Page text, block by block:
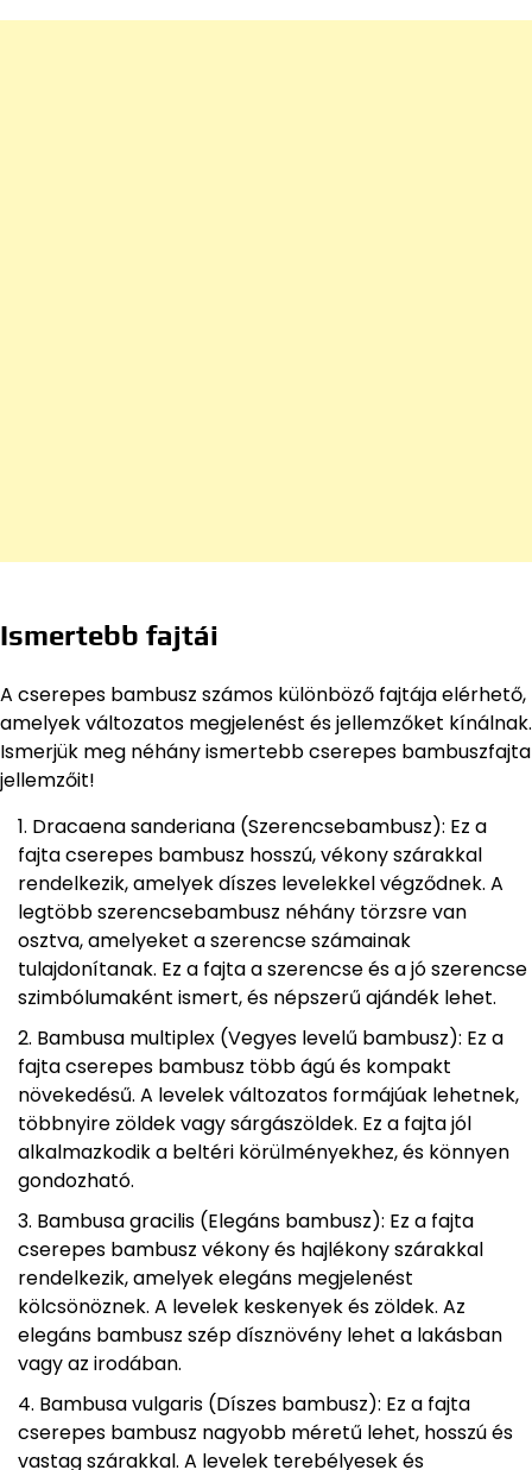
Ismertebb fajtái
A cserepes bambusz számos különböző fajtája elérhető,
amelyek változatos megjelenést és jellemzőket kínálnak.
Ismerjük meg néhány ismertebb cserepes bambuszfajta
jellemzőit!
Dracaena sanderiana (Szerencsebambusz): Ez a
fajta cserepes bambusz hosszú, vékony szárakkal
rendelkezik, amelyek díszes levelekkel végződnek. A
legtöbb szerencsebambusz néhány törzsre van
osztva, amelyeket a szerencse számainak
tulajdonítanak. Ez a fajta a szerencse és a jó szerencse
szimbólumaként ismert, és népszerű ajándék lehet.
Bambusa multiplex (Vegyes levelű bambusz): Ez a
fajta cserepes bambusz több ágú és kompakt
növekedésű. A levelek változatos formájúak lehetnek,
többnyire zöldek vagy sárgászöldek. Ez a fajta jól
alkalmazkodik a beltéri körülményekhez, és könnyen
gondozható.
Bambusa gracilis (Elegáns bambusz): Ez a fajta
cserepes bambusz vékony és hajlékony szárakkal
rendelkezik, amelyek elegáns megjelenést
kölcsönöznek. A levelek keskenyek és zöldek. Az
elegáns bambusz szép dísznövény lehet a lakásban
vagy az irodában.
Bambusa vulgaris (Díszes bambusz): Ez a fajta
cserepes bambusz nagyobb méretű lehet, hosszú és
vastag szárakkal. A levelek terebélyesek és